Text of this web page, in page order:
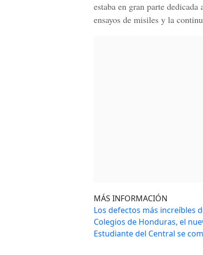
estaba en gran parte
ensayos de misiles y la
MÁS INFORMACIÓN
Los defectos más increíbles
Colegios de Honduras, el
Estudiante del Central se